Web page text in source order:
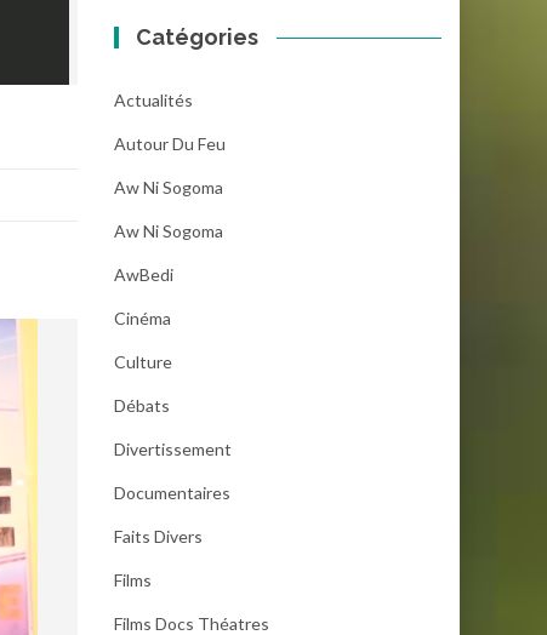
Catégories
Actualités
Autour Du Feu
Aw Ni Sogoma
Aw Ni Sogoma
AwBedi
Cinéma
Culture
Débats
Divertissement
Documentaires
Faits Divers
Films
Films Docs Théatres